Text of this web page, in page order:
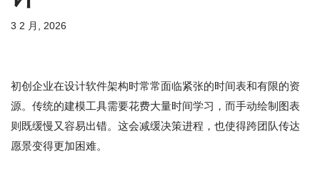
3 2 月, 2026
初创企业在设计软件架构时常常面临紧张的时间表和有限的资
源。传统的建模工具需要花费大量时间学习，而手动绘制图表
则既缓慢又容易出错。这会减缓决策进程，也使得跨团队传达
愿景变得更加困难。